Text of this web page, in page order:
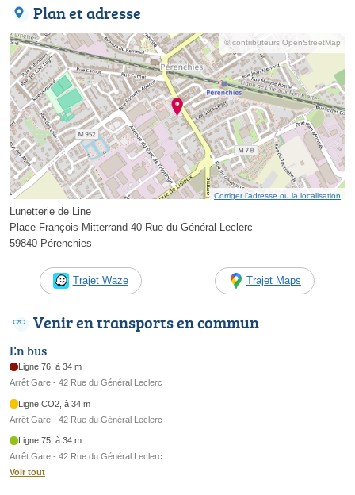
Plan et adresse
© contributeurs OpenStreetMap
Corriger l’adresse ou la localisation
Lunetterie de Line
Place François Mitterrand 40 Rue du Général Leclerc
59840 Pérenchies
Trajet Waze Trajet Maps
Venir en transports en commun
En bus
Ligne 76, à 34 m
Arrêt Gare - 42 Rue du Général Leclerc
Ligne CO2, à 34 m
Arrêt Gare - 42 Rue du Général Leclerc
Ligne 75, à 34 m
Arrêt Gare - 42 Rue du Général Leclerc
Voir tout